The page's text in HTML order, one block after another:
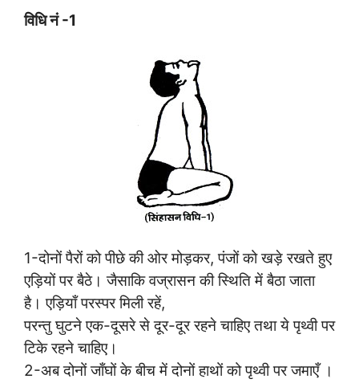
विधि नं -1
1-दोनों पैरों को पीछे की ओर मोड़कर, पंजों को खड़े रखते हुए
एड़ियों पर बैठे। जैसाकि वज्रासन की स्थिति में बैठा जाता
है। एड़ियाँ परस्पर मिली रहें,
परन्तु घुटने एक-दूसरे से दूर-दूर रहने चाहिए तथा ये पृथ्वी पर
टिके रहने चाहिए।
2-अब दोनों जाँघों के बीच में दोनों हाथों को पृथ्वी पर जमाएँ ।